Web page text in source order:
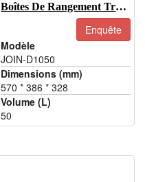
Boîtes De Rangement Transparentes De 50 L Avec Roulettes
Enquête
Modèle
JOIN-D1050
Dimensions (mm)
570 * 386 * 328
Volume (L)
50